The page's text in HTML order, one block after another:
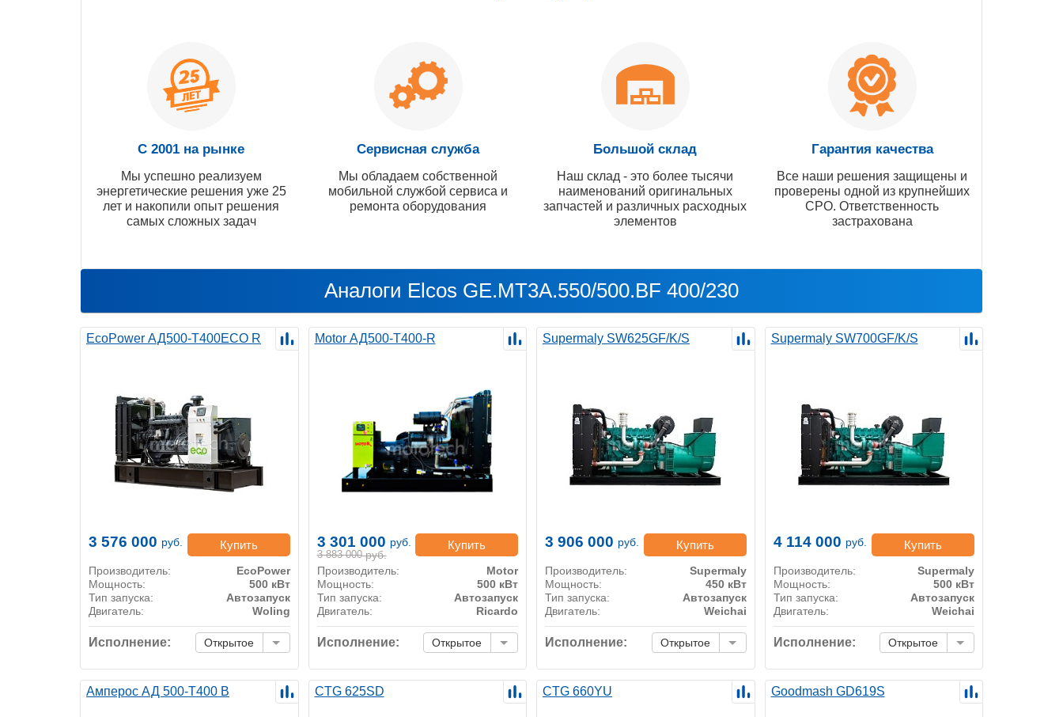
С 2001 на рынке
Мы успешно реализуем
энергетические решения уже 25
лет и накопили опыт решения
самых сложных задач
Сервисная служба
Мы обладаем собственной
мобильной службой сервиса и
ремонта оборудования
Большой склад
Наш склад - это более тысячи
наименований оригинальных
запчастей и различных расходных
элементов
Гарантия качества
Все наши решения защищены и
проверены одной из крупнейших
СРО. Ответственность
застрахована
Аналоги Elcos GE.MT3A.550/500.BF 400/230
EcoPower АД500-T400ECO R
3 576 000 руб. Купить
Производитель:
EcoPower
Мощность:
500 кВт
Тип запуска:
Автозапуск
Двигатель:
Woling
Исполнение: Открытое
Motor АД500-Т400-R
3 883 000 руб.
3 301 000 руб. Купить
Производитель:
Motor
Мощность:
500 кВт
Тип запуска:
Автозапуск
Двигатель:
Ricardo
Исполнение: Открытое
Supermaly SW625GF/K/S
3 906 000 руб. Купить
Производитель:
Supermaly
Мощность:
450 кВт
Тип запуска:
Автозапуск
Двигатель:
Weichai
Исполнение: Открытое
Supermaly SW700GF/K/S
4 114 000 руб. Купить
Производитель:
Supermaly
Мощность:
500 кВт
Тип запуска:
Автозапуск
Двигатель:
Weichai
Исполнение: Открытое
Амперос АД 500-Т400 B CTG 625SD CTG 660YU Goodmash GD619S